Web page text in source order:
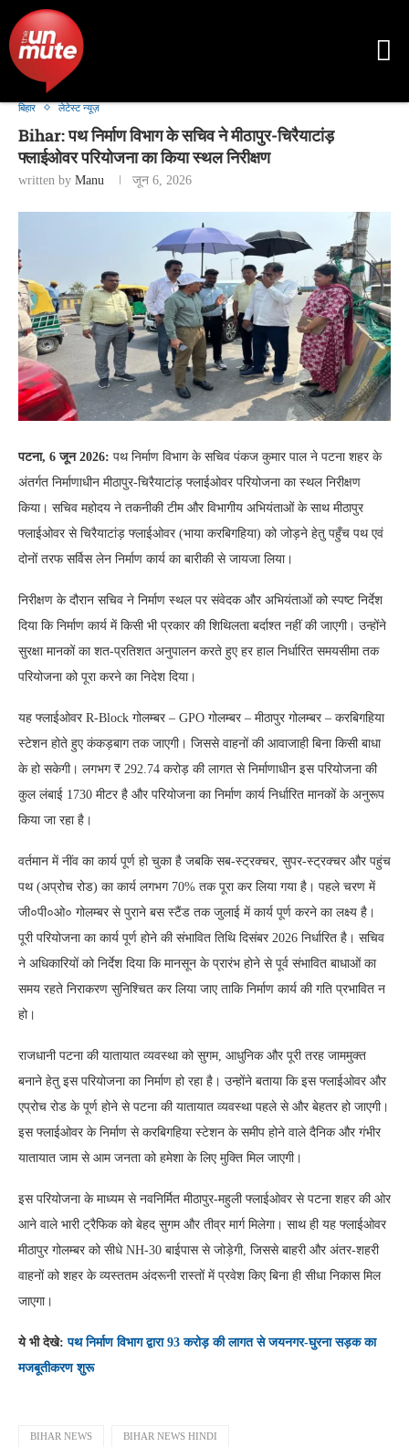
बिहार लेटेस्ट न्यूज़
Bihar: पथ निर्माण विभाग के सचिव ने मीठापुर-चिरैयाटांड़
फ्लाईओवर परियोजना का किया स्थल निरीक्षण
written by Manu जून 6, 2026
पटना, 6 जून 2026: पथ निर्माण विभाग के सचिव पंकज कुमार पाल ने पटना शहर के
अंतर्गत निर्माणाधीन मीठापुर-चिरैयाटांड़ फ्लाईओवर परियोजना का स्थल निरीक्षण
किया। सचिव महोदय ने तकनीकी टीम और विभागीय अभियंताओं के साथ मीठापुर
फ्लाईओवर से चिरैयाटांड़ फ्लाईओवर (भाया करबिगहिया) को जोड़ने हेतु पहुँच पथ एवं
दोनों तरफ सर्विस लेन निर्माण कार्य का बारीकी से जायजा लिया।
निरीक्षण के दौरान सचिव ने निर्माण स्थल पर संवेदक और अभियंताओं को स्पष्ट निर्देश
दिया कि निर्माण कार्य में किसी भी प्रकार की शिथिलता बर्दाश्त नहीं की जाएगी। उन्होंने
सुरक्षा मानकों का शत-प्रतिशत अनुपालन करते हुए हर हाल निर्धारित समयसीमा तक
परियोजना को पूरा करने का निदेश दिया।
यह फ्लाईओवर R-Block गोलम्बर – GPO गोलम्बर – मीठापुर गोलम्बर – करबिगहिया
स्टेशन होते हुए कंकड़बाग तक जाएगी। जिससे वाहनों की आवाजाही बिना किसी बाधा
के हो सकेगी। लगभग ₹ 292.74 करोड़ की लागत से निर्माणाधीन इस परियोजना की
कुल लंबाई 1730 मीटर है और परियोजना का निर्माण कार्य निर्धारित मानकों के अनुरूप
किया जा रहा है।
वर्तमान में नींव का कार्य पूर्ण हो चुका है जबकि सब-स्ट्रक्चर, सुपर-स्ट्रक्चर और पहुंच
पथ (अप्रोच रोड) का कार्य लगभग 70% तक पूरा कर लिया गया है। पहले चरण में
जी०पी०ओ० गोलम्बर से पुराने बस स्टैंड तक जुलाई में कार्य पूर्ण करने का लक्ष्य है।
पूरी परियोजना का कार्य पूर्ण होने की संभावित तिथि दिसंबर 2026 निर्धारित है। सचिव
ने अधिकारियों को निर्देश दिया कि मानसून के प्रारंभ होने से पूर्व संभावित बाधाओं का
समय रहते निराकरण सुनिश्चित कर लिया जाए ताकि निर्माण कार्य की गति प्रभावित न
हो।
राजधानी पटना की यातायात व्यवस्था को सुगम, आधुनिक और पूरी तरह जाममुक्त
बनाने हेतु इस परियोजना का निर्माण हो रहा है। उन्होंने बताया कि इस फ्लाईओवर और
एप्रोच रोड के पूर्ण होने से पटना की यातायात व्यवस्था पहले से और बेहतर हो जाएगी।
इस फ्लाईओवर के निर्माण से करबिगहिया स्टेशन के समीप होने वाले दैनिक और गंभीर
यातायात जाम से आम जनता को हमेशा के लिए मुक्ति मिल जाएगी।
इस परियोजना के माध्यम से नवनिर्मित मीठापुर-महुली फ्लाईओवर से पटना शहर की ओर
आने वाले भारी ट्रैफिक को बेहद सुगम और तीव्र मार्ग मिलेगा। साथ ही यह फ्लाईओवर
मीठापुर गोलम्बर को सीधे NH-30 बाईपास से जोड़ेगी, जिससे बाहरी और अंतर-शहरी
वाहनों को शहर के व्यस्ततम अंदरूनी रास्तों में प्रवेश किए बिना ही सीधा निकास मिल
जाएगा।
ये भी देखे:पथ निर्माण विभाग द्वारा 93 करोड़ की लागत से जयनगर-घुरना सड़क का
मजबूतीकरण शुरू
BIHAR NEWS BIHAR NEWS HINDI